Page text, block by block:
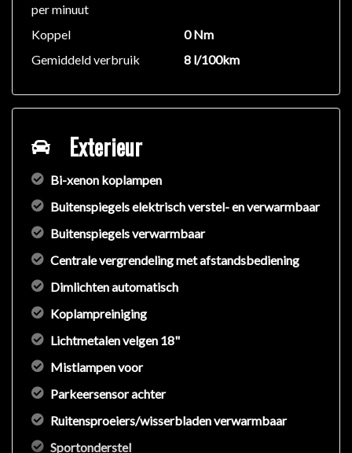
per minuut
Koppel
0 Nm
Gemiddeld verbruik
8 l/100km
Exterieur
Bi-xenon koplampen
Buitenspiegels elektrisch verstel- en verwarmbaar
Buitenspiegels verwarmbaar
Centrale vergrendeling met afstandsbediening
Dimlichten automatisch
Koplampreiniging
Lichtmetalen velgen 18"
Mistlampen voor
Parkeersensor achter
Ruitensproeiers/wisserbladen verwarmbaar
Sportonderstel